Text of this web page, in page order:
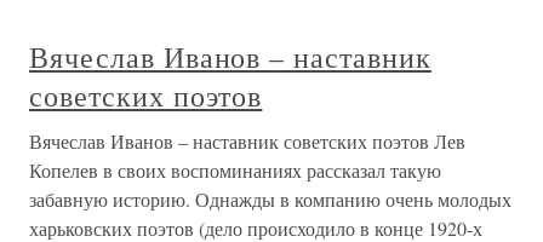
Вячеслав Иванов – наставник
советских поэтов
Вячеслав Иванов – наставник советских поэтов Лев
Копелев в своих воспоминаниях рассказал такую
забавную историю. Однажды в компанию очень молодых
харьковских поэтов (дело происходило в конце 1920-х